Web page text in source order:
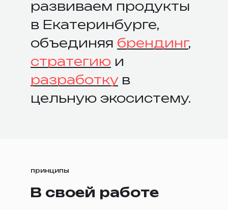
развиваем продукты
в Екатеринбурге,
объединяя брендинг,
стратегию и
разработкув
цельную экосистему.
принципы
В своей работе